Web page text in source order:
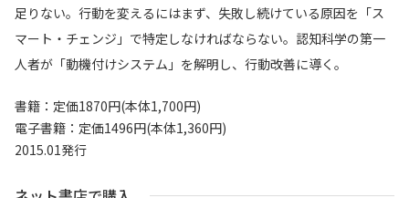
足りない。行動を変えるにはまず、失敗し続けている原因を「ス
マート・チェンジ」で特定しなければならない。認知科学の第一
人者が「動機付けシステム」を解明し、行動改善に導く。
書籍：定価1870円(本体1,700円)
電子書籍：定価1496円(本体1,360円)
2015.01発行